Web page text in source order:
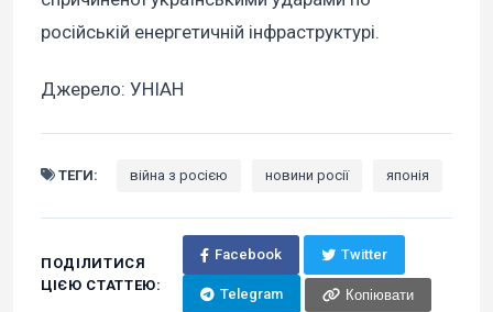
російській енергетичній інфраструктурі.
Джерело: УНІАН
ТЕГИ: війна з росією новини росії японія
ПОДІЛИТИСЯ
ЦІЄЮ СТАТТЕЮ:
Facebook Twitter
Telegram Копіювати